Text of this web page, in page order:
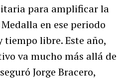
para amplificar la
en ese periodo
tiempo libre. Este año,
va mucho más allá de
Jorge Bracero,